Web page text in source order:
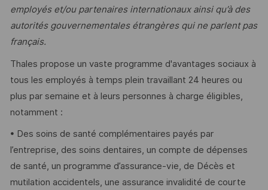
employés et/ou partenaires internationaux ainsi qu’à des
autorités gouvernementales étrangères qui ne parlent pas
français.
Thales propose un vaste programme d'avantages sociaux à
tous les employés à temps plein travaillant 24 heures ou
plus par semaine et à leurs personnes à charge éligibles,
notamment :
• Des soins de santé complémentaires payés par
l’entreprise, des soins dentaires, un compte de dépenses
de santé, un programme d’assurance-vie, de Décès et
mutilation accidentels, une assurance invalidité de courte